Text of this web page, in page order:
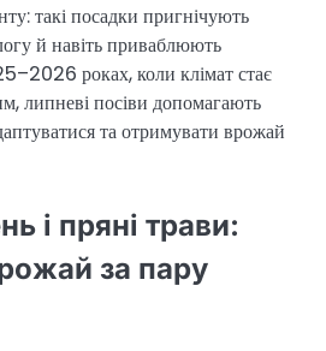
такі посадки пригнічують
й навіть приваблюють
роках, коли клімат стає
липневі посіви допомагають
та отримувати врожай
і пряні трави:
за пару